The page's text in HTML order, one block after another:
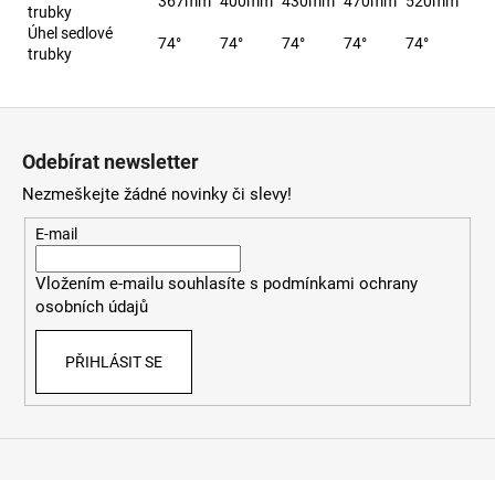
trubky
Úhel sedlové
trubky
74° 74° 74° 74° 74°
Odebírat newsletter
Nezmeškejte žádné novinky či slevy!
E-mail
Vložením e-mailu souhlasíte s podmínkami ochrany
osobních údajů
PŘIHLÁSIT SE